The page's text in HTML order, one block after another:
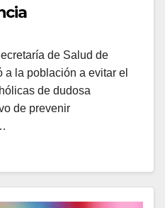
de Salud de
a la población a evitar el
de dudosa
de prevenir